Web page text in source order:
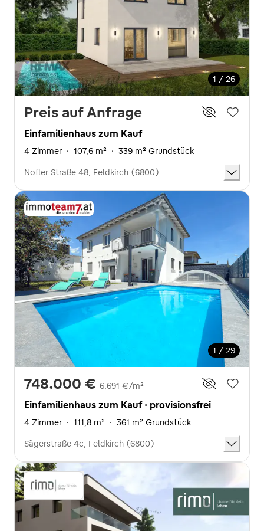
1 / 26
Preis auf Anfrage
Einfamilienhaus zum Kauf
4 Zimmer · 107,6 m² · 339 m² Grundstück
Nofler Straße 48, Feldkirch (6800)
1 / 29
748.000 € 6.691 €/m²
Einfamilienhaus zum Kauf · provisionsfrei
4 Zimmer · 111,8 m² · 361 m² Grundstück
Sägerstraße 4c, Feldkirch (6800)